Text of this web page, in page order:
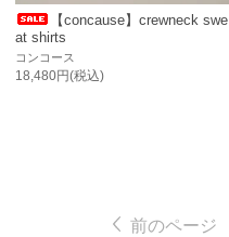
【concause】crewneck swe
at shirts
コンコース
18,480円(税込)
前のページ